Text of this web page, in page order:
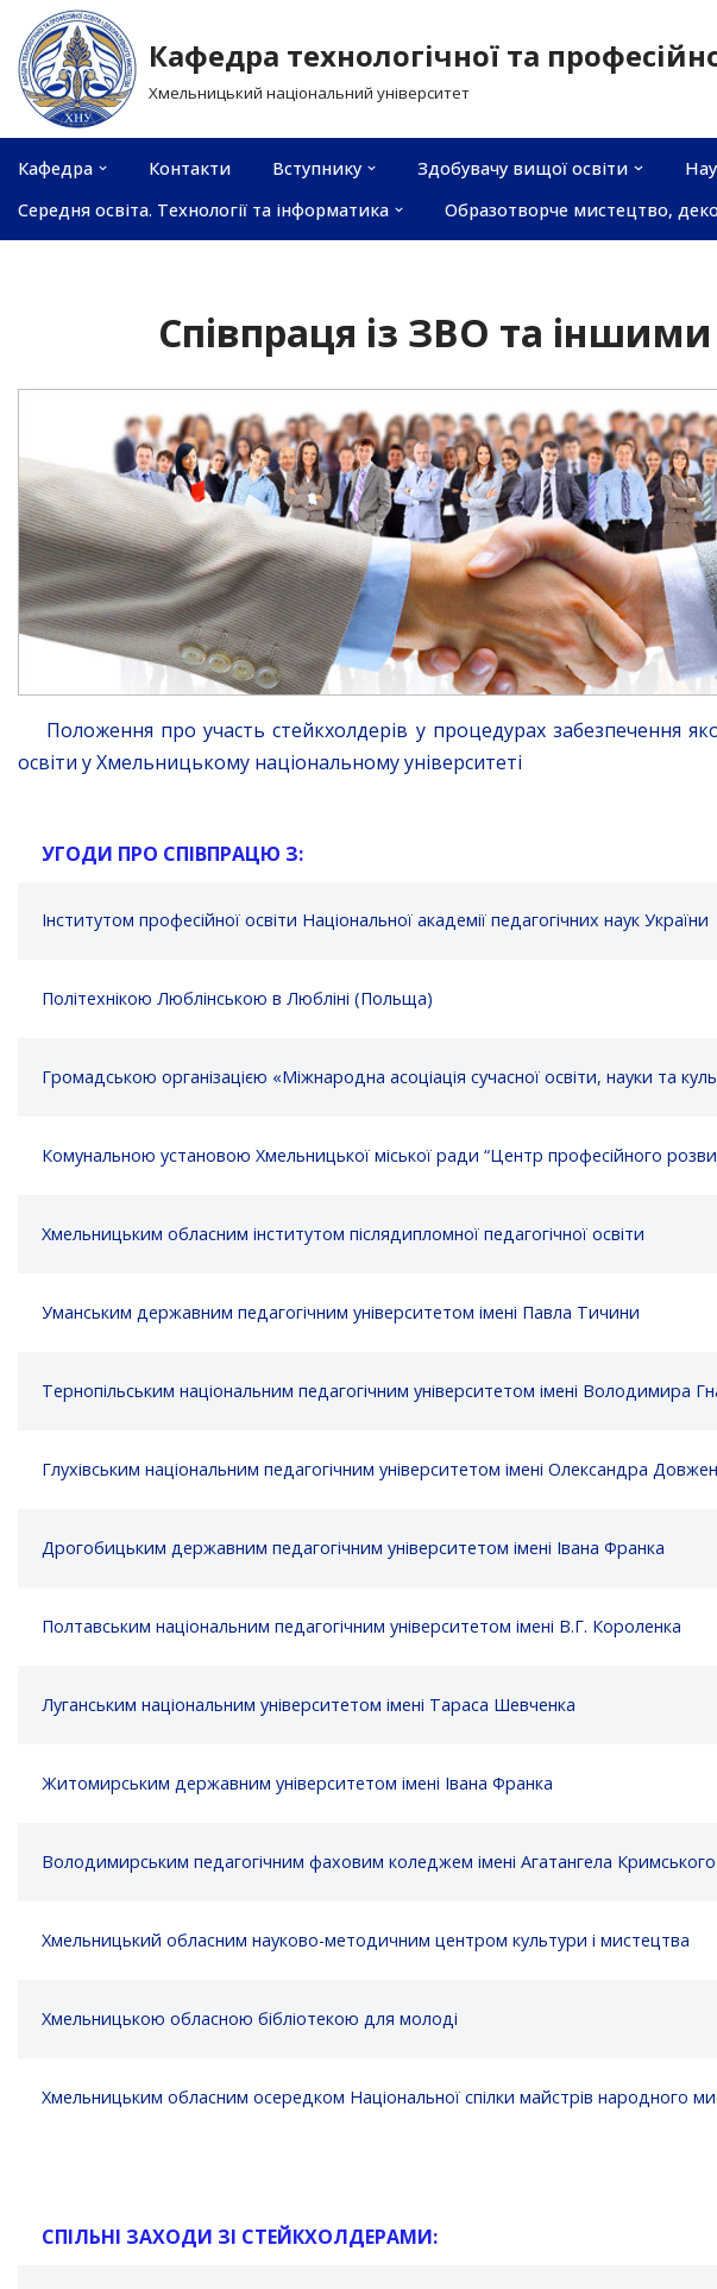
Перейти
до
вмісту
Кафедра технологічної та
Хмельницький національний університет
Кафедра Контакти Вступнику Здобувачу вищої освіти
Середня освіта. Технології та інформатика
Образотворче мистецтво,
Співпраця із ЗВО та
Положення про участь стейкхолдерів у процедурах забезпечення
освіти у Хмельницькому національному університеті
УГОДИ ПРО СПІВПРАЦЮ З:
Інститутом професійної освіти Національної академії педагогічних наук України
Політехнікою Люблінською в Любліні (Польща)
Громадською організацією «Міжнародна асоціація сучасної освіти, науки та
Комунальною установою Хмельницької міської ради “Центр професійного
Хмельницьким обласним інститутом післядипломної педагогічної освіти
Уманським державним педагогічним університетом імені Павла Тичини
Тернопільським національним педагогічним університетом імені Володимира
Глухівським національним педагогічним університетом імені Олександра
Дрогобицьким державним педагогічним університетом імені Івана Франка
Полтавським національним педагогічним університетом імені В.Г. Короленка
Луганським національним університетом імені Тараса Шевченка
Житомирським державним університетом імені Івана Франка
Володимирським педагогічним фаховим коледжем імені Агатангела
Хмельницький обласним науково-методичним центром культури і мистецтва
Хмельницькою обласною бібліотекою для молоді
Хмельницьким обласним осередком Національної спілки майстрів народного
СПІЛЬНІ ЗАХОДИ ЗІ СТЕЙКХОЛДЕРАМИ: